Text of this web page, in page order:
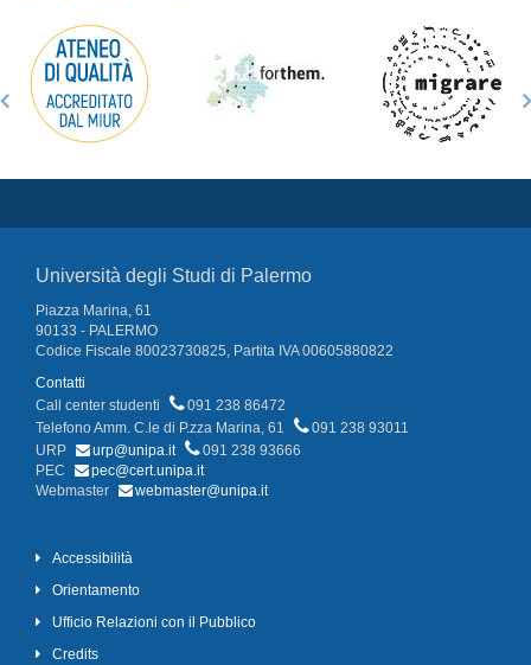
Università degli Studi di Palermo
Piazza Marina, 61
90133 - PALERMO
Codice Fiscale 80023730825, Partita IVA 00605880822
Contatti
Call center studenti
091 238 86472
Telefono Amm. C.le di P.zza Marina, 61
091 238 93011
URP
urp@unipa.it
091 238 93666
PEC
pec@cert.unipa.it
Webmaster
webmaster@unipa.it
Accessibilità
Orientamento
Ufficio Relazioni con il Pubblico
Credits